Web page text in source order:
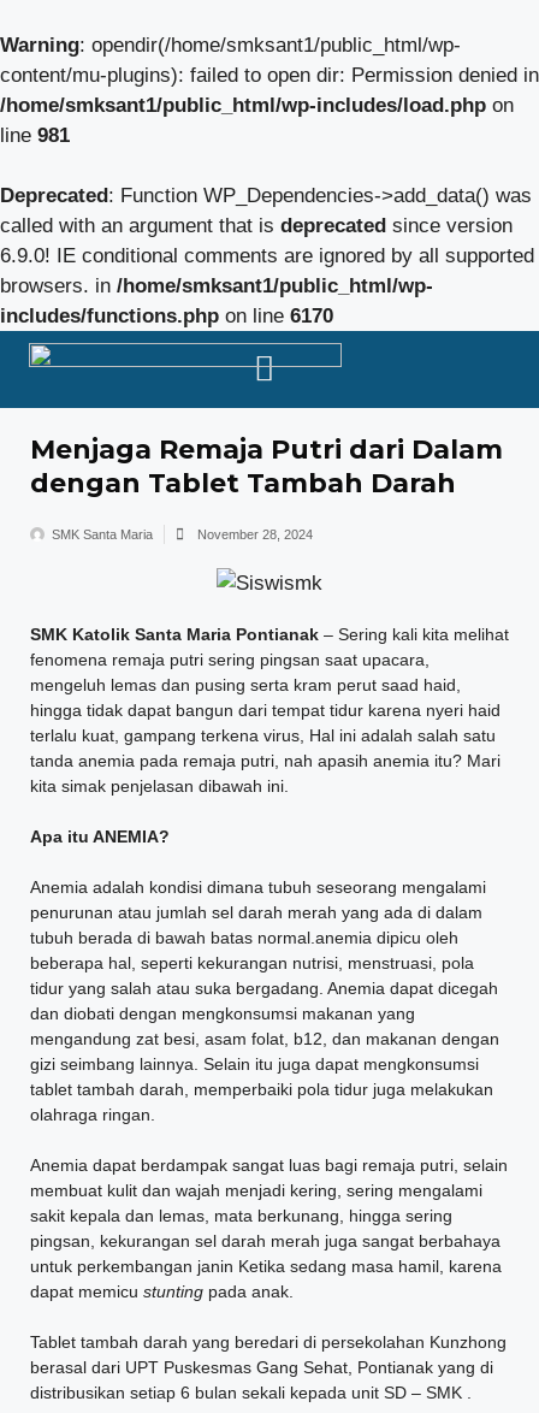
Warning: opendir(/home/smksant1/public_html/wp-
content/mu-plugins): failed to open dir: Permission denied in
/home/smksant1/public_html/wp-includes/load.php on
line 981
Deprecated: Function WP_Dependencies->add_data() was
called with an argument that is deprecated since version
6.9.0! IE conditional comments are ignored by all supported
browsers. in /home/smksant1/public_html/wp-
includes/functions.php on line 6170
Menjaga Remaja Putri dari Dalam
dengan Tablet Tambah Darah
SMK Santa Maria November 28, 2024
SMK Katolik Santa Maria Pontianak – Sering kali kita melihat
fenomena remaja putri sering pingsan saat upacara,
mengeluh lemas dan pusing serta kram perut saad haid,
hingga tidak dapat bangun dari tempat tidur karena nyeri haid
terlalu kuat, gampang terkena virus, Hal ini adalah salah satu
tanda anemia pada remaja putri, nah apasih anemia itu? Mari
kita simak penjelasan dibawah ini.
Apa itu ANEMIA?
Anemia adalah kondisi dimana tubuh seseorang mengalami
penurunan atau jumlah sel darah merah yang ada di dalam
tubuh berada di bawah batas normal.anemia dipicu oleh
beberapa hal, seperti kekurangan nutrisi, menstruasi, pola
tidur yang salah atau suka bergadang. Anemia dapat dicegah
dan diobati dengan mengkonsumsi makanan yang
mengandung zat besi, asam folat, b12, dan makanan dengan
gizi seimbang lainnya. Selain itu juga dapat mengkonsumsi
tablet tambah darah, memperbaiki pola tidur juga melakukan
olahraga ringan.
Anemia dapat berdampak sangat luas bagi remaja putri, selain
membuat kulit dan wajah menjadi kering, sering mengalami
sakit kepala dan lemas, mata berkunang, hingga sering
pingsan, kekurangan sel darah merah juga sangat berbahaya
untuk perkembangan janin Ketika sedang masa hamil, karena
dapat memicu stunting pada anak.
Tablet tambah darah yang beredari di persekolahan Kunzhong
berasal dari UPT Puskesmas Gang Sehat, Pontianak yang di
distribusikan setiap 6 bulan sekali kepada unit SD – SMK .